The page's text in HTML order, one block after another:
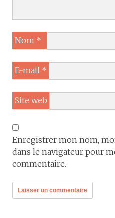
Nom *
E-mail *
Site web
Enregistrer mon nom,
dans le navigateur pour
commentaire.